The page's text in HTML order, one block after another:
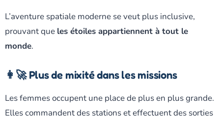
L’aventure spatiale moderne se veut plus inclusive,
prouvant que les étoiles appartiennent à tout le
monde.
👩‍🚀 Plus de mixité dans les missions
Les femmes occupent une place de plus en plus grande.
Elles commandent des stations et effectuent des sorties